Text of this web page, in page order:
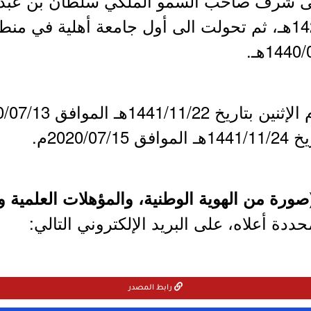
الله – يوم الثلاثاء 1424/07/19هـ، ثم تحولت الى أول جامعة
15م.
صورة من الهوية الوطنية، والمؤهلات العلمية
أعلاه، على البريد الإلكتروني التالي:
رابط المصدر